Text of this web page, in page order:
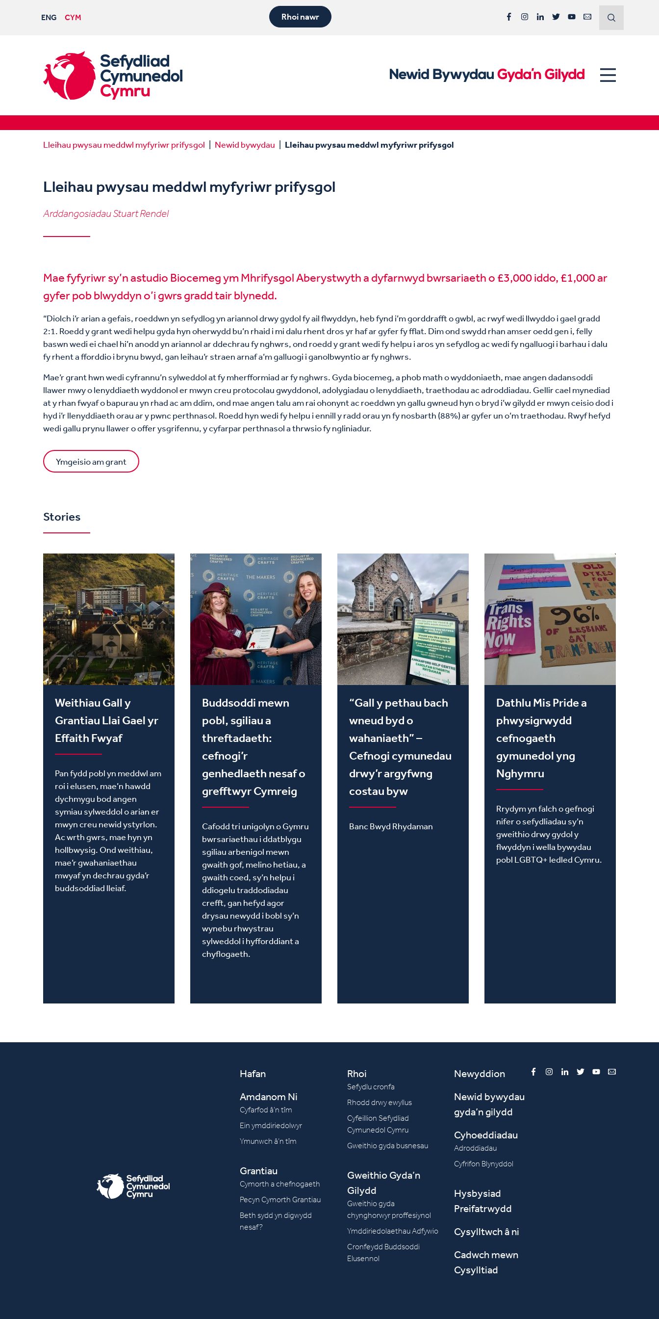
ENG CYM Rhoi nawr
Lleihau pwysau meddwl myfyriwr prifysgol Newid bywydau Lleihau pwysau meddwl myfyriwr prifysgol
Lleihau pwysau meddwl myfyriwr prifysgol
Arddangosiadau Stuart Rendel
Mae fyfyriwr sy’n astudio Biocemeg ym Mhrifysgol Aberystwyth a dyfarnwyd bwrsariaeth o £3,000 iddo, £1,000 ar
gyfer pob blwyddyn o’i gwrs gradd tair blynedd.
“Diolch i’r arian a gefais, roeddwn yn sefydlog yn ariannol drwy gydol fy ail flwyddyn, heb fynd i’m gorddrafft o gwbl, ac rwyf wedi llwyddo i gael gradd
2:1. Roedd y grant wedi helpu gyda hyn oherwydd bu’n rhaid i mi dalu rhent dros yr haf ar gyfer fy fflat. Dim ond swydd rhan amser oedd gen i, felly
baswn wedi ei chael hi’n anodd yn ariannol ar ddechrau fy nghwrs, ond roedd y grant wedi fy helpu i aros yn sefydlog ac wedi fy ngalluogi i barhau i dalu
fy rhent a fforddio i brynu bwyd, gan leihau’r straen arnaf a’m galluogi i ganolbwyntio ar fy nghwrs.
Mae’r grant hwn wedi cyfrannu’n sylweddol at fy mherfformiad ar fy nghwrs. Gyda biocemeg, a phob math o wyddoniaeth, mae angen dadansoddi
llawer mwy o lenyddiaeth wyddonol er mwyn creu protocolau gwyddonol, adolygiadau o lenyddiaeth, traethodau ac adroddiadau. Gellir cael mynediad
at y rhan fwyaf o bapurau yn rhad ac am ddim, ond mae angen talu am rai ohonynt ac roeddwn yn gallu gwneud hyn o bryd i’w gilydd er mwyn ceisio dod i
hyd i’r llenyddiaeth orau ar y pwnc perthnasol. Roedd hyn wedi fy helpu i ennill y radd orau yn fy nosbarth (88%) ar gyfer un o’m traethodau. Rwyf hefyd
wedi gallu prynu llawer o offer ysgrifennu, y cyfarpar perthnasol a thrwsio fy ngliniadur.
Ymgeisio am grant
Stories
Weithiau Gall y
Grantiau Llai Gael yr
Effaith Fwyaf
Pan fydd pobl yn meddwl am
roi i elusen, mae’n hawdd
dychmygu bod angen
symiau sylweddol o arian er
mwyn creu newid ystyrlon.
Ac wrth gwrs, mae hyn yn
hollbwysig. Ond weithiau,
mae’r gwahaniaethau
mwyaf yn dechrau gyda’r
buddsoddiad lleiaf.
Buddsoddi mewn
pobl, sgiliau a
threftadaeth:
cefnogi’r
genhedlaeth nesaf o
grefftwyr Cymreig
Cafodd tri unigolyn o Gymru
bwrsariaethau i ddatblygu
sgiliau arbenigol mewn
gwaith gof, melino hetiau, a
gwaith coed, sy’n helpu i
ddiogelu traddodiadau
crefft, gan hefyd agor
drysau newydd i bobl sy’n
wynebu rhwystrau
sylweddol i hyfforddiant a
chyflogaeth.
“Gall y pethau bach
wneud byd o
wahaniaeth” –
Cefnogi cymunedau
drwy’r argyfwng
costau byw
Banc Bwyd Rhydaman
Dathlu Mis Pride a
phwysigrwydd
cefnogaeth
gymunedol yng
Nghymru
Rrydym yn falch o gefnogi
nifer o sefydliadau sy’n
gweithio drwy gydol y
flwyddyn i wella bywydau
pobl LGBTQ+ ledled Cymru.
Hafan
Amdanom Ni
Cyfarfod â’n tîm
Ein ymddiriedolwyr
Ymunwch â’n tîm
Grantiau
Cymorth a chefnogaeth
Pecyn Cymorth Grantiau
Beth sydd yn digwydd
nesaf?
Rhoi
Sefydlu cronfa
Rhodd drwy ewyllus
Cyfeillion Sefydliad
Cymunedol Cymru
Gweithio gyda busnesau
Gweithio Gyda’n
Gilydd
Gweithio gyda
chynghorwyr proffesiynol
Ymddiriedolaethau Adfywio
Cronfeydd Buddsoddi
Elusennol
Newyddion
Newid bywydau
gyda’n gilydd
Cyhoeddiadau
Adroddiadau
Cyfrifon Blynyddol
Hysbysiad
Preifatrwydd
Cysylltwch â ni
Cadwch mewn
Cysylltiad